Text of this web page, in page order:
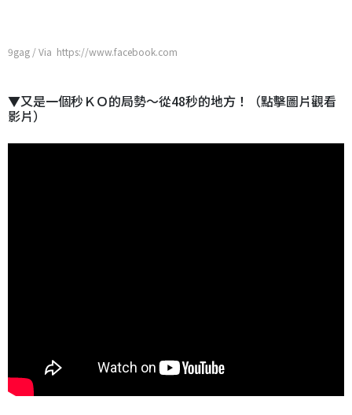
9gag / Via https://www.facebook.com
▼又是一個秒ＫＯ的局勢～從48秒的地方！（點擊圖片觀看
影片）